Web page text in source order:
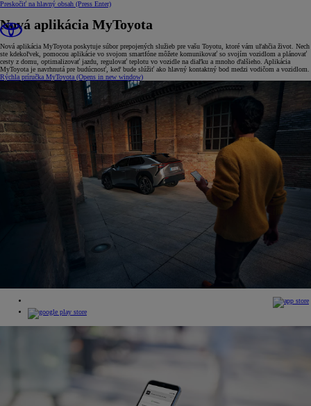
Preskočiť na hlavný obsah (Press Enter)
Nová aplikácia MyToyota
Nová aplikácia MyToyota poskytuje súbor prepojených služieb pre vašu Toyotu, ktoré vám uľahčia život. Nech
ste kdekoľvek, pomocou aplikácie vo svojom smartfóne môžete komunikovať so svojím vozidlom a plánovať
cesty z domu, optimalizovať jazdu, regulovať teplotu vo vozidle na diaľku a mnoho ďalšieho. Aplikácia
MyToyota je navrhnutá pre budúcnosť, keď bude slúžiť ako hlavný kontaktný bod medzi vodičom a vozidlom.
Rýchla príručka MyToyota (Opens in new window)